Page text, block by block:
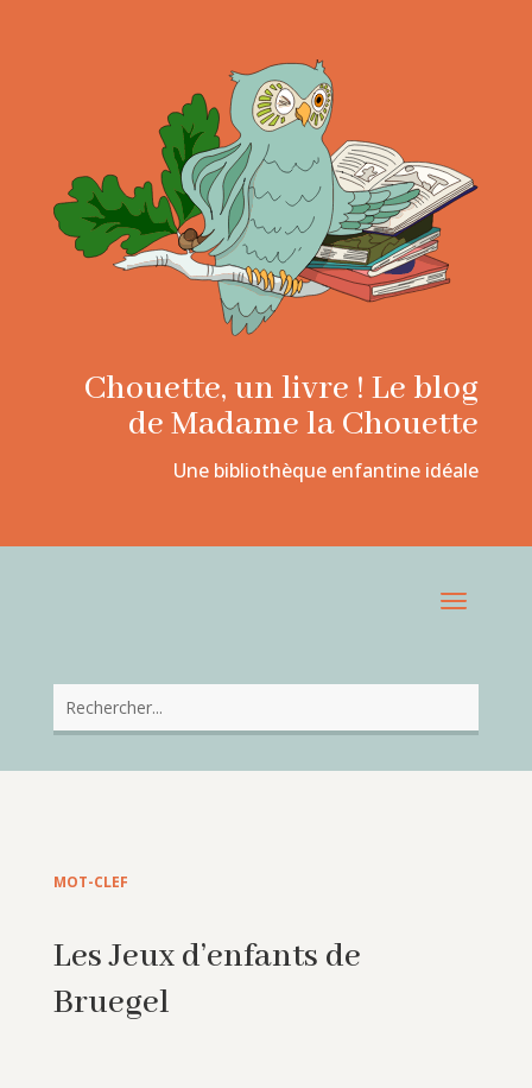
Chouette, un livre ! Le blog
de Madame la Chouette
Une bibliothèque enfantine idéale
MOT-CLEF
Les Jeux d’enfants de
Bruegel